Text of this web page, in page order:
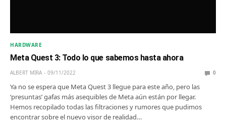
HARDWARE
Meta Quest 3: Todo lo que sabemos hasta ahora
ALBERT MIRA 09/11/2022 0
Ya no se espera que Meta Quest 3 llegue para este año, pero las
‘presuntas’ gafas más asequibles de Meta aún están por llegar.
Hemos recopilado todas las filtraciones y rumores que pudimos
encontrar sobre el nuevo visor de realidad…